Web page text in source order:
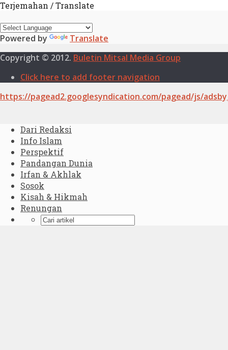
Terjemahan / Translate
Powered by
Translate
Copyright © 2012. Buletin Mitsal Media Group
Click here to add footer navigation
https://pagead2.googlesyndication.com/pagead/js/
Dari Redaksi
Info Islam
Perspektif
Pandangan Dunia
Irfan & Akhlak
Sosok
Kisah & Hikmah
Renungan